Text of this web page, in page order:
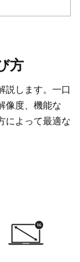
方
説します。一口
像度、機能な
によって最適な